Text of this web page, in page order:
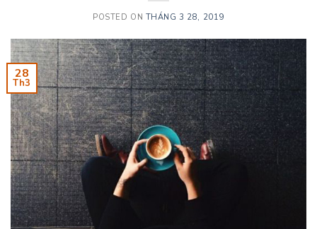
POSTED ON THÁNG 3 28, 2019
28
Th3